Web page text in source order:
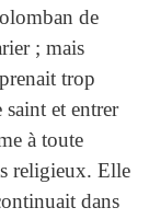
de
; mais
trop
et entrer
à toute
religieux. Elle
dans